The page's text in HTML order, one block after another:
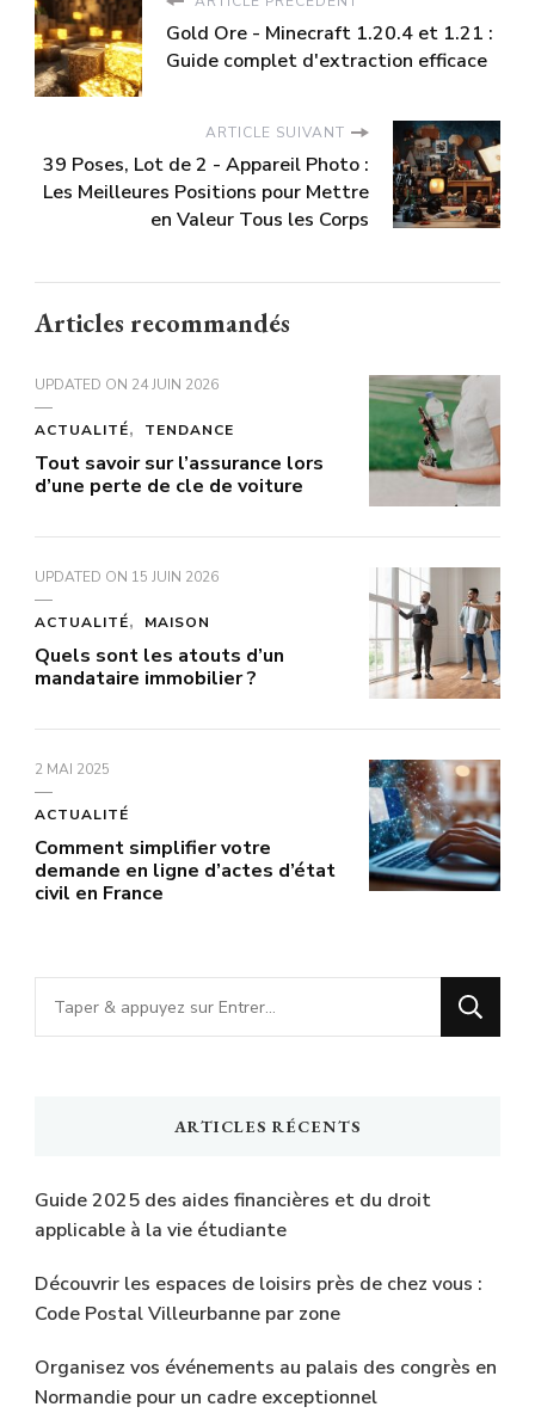
Gold Ore - Minecraft 1.20.4 et 1.21 :
Guide complet d'extraction efficace
ARTICLE SUIVANT
39 Poses, Lot de 2 - Appareil Photo :
Les Meilleures Positions pour Mettre
en Valeur Tous les Corps
Articles recommandés
UPDATED ON 24 JUIN 2026
ACTUALITÉ TENDANCE
Tout savoir sur l’assurance lors
d’une perte de cle de voiture
UPDATED ON 15 JUIN 2026
ACTUALITÉ MAISON
Quels sont les atouts d’un
mandataire immobilier ?
2 MAI 2025
ACTUALITÉ
Comment simplifier votre
demande en ligne d’actes d’état
civil en France
Vous
recherchiez
ARTICLES RÉCENTS
Guide 2025 des aides financières et du droit
applicable à la vie étudiante
Découvrir les espaces de loisirs près de chez vous :
Code Postal Villeurbanne par zone
Organisez vos événements au palais des congrès en
Normandie pour un cadre exceptionnel